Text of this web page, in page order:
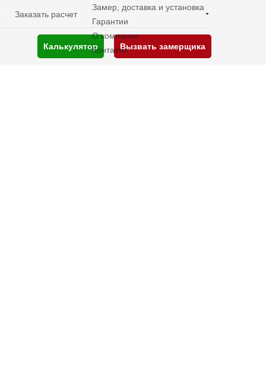
Заказать расчет
Замер, доставка и установка
Гарантии
О компании
Контакты
Калькулятор Вызвать замерщика